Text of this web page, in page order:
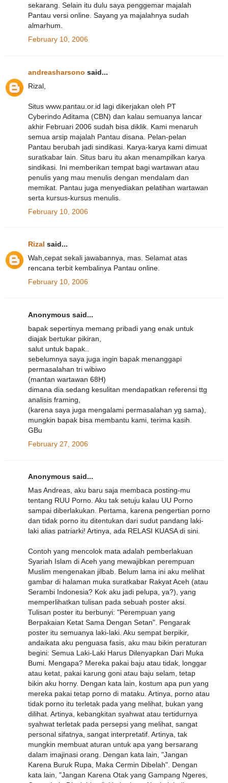
sekarang. Selain itu dulu saya penggemar majalah
Pantau versi online. Sayang ya majalahnya sudah
almarhum.
February 10, 2006
andreasharsono said...
Rizal,
Situs www.pantau.or.id lagi dikerjakan oleh PT
Cyberindo Aditama (CBN) dan kalau semuanya lancar
akhir Februari 2006 sudah bisa diklik. Kami menaruh
semua arsip majalah Pantau disana. Pelan-pelan
Pantau berubah jadi sindikasi. Karya-karya kami dimuat
suratkabar lain. Situs baru itu akan menampilkan karya
sindikasi. Ini memberikan tempat bagi wartawan atau
penulis yang mau menulis dengan mendalam dan
memikat. Pantau juga menyediakan pelatihan wartawan
serta kursus-kursus menulis.
February 10, 2006
Rizal said...
Wah,cepat sekali jawabannya, mas. Selamat atas
rencana terbit kembalinya Pantau online.
February 10, 2006
Anonymous said...
bapak sepertinya memang pribadi yang enak untuk
diajak bertukar pikiran,
salut untuk bapak..
sebelumnya saya juga ingin bapak menanggapi
permasalahan tri wibiwo
(mantan wartawan 68H)
dimana dia sedang kesulitan mendapatkan referensi ttg
analisis framing,
(karena saya juga mengalami permasalahan yg sama),
mungkin bapak bisa membantu kami, terima kasih.
GBu
February 27, 2006
Anonymous said...
Mas Andreas, aku baru saja membaca posting-mu
tentang RUU Porno. Aku tak setuju kalau UU Porno
sampai diberlakukan. Pertama, karena pengertian porno
dan tidak porno itu ditentukan dari sudut pandang laki-
laki alias patriarki! Artinya, ada RELASI KUASA di sini.
Contoh yang mencolok mata adalah pemberlakuan
Syariah Islam di Aceh yang mewajibkan perempuan
Muslim mengenakan jilbab. Belum lama ini aku melihat
gambar di halaman muka suratkabar Rakyat Aceh (atau
Serambi Indonesia? Kok aku jadi pelupa, ya?), yang
memperlihatkan tulisan pada sebuah poster aksi.
Tulisan poster itu berbunyi: "Perempuan yang
Berpakaian Ketat Sama Dengan Setan". Pengarak
poster itu semuanya laki-laki. Aku sempat berpikir,
andaikata aku penguasa fasis, aku mau bikin peraturan
begini: Semua Laki-Laki Harus Dilenyapkan Dari Muka
Bumi. Mengapa? Mereka pakai baju atau tidak, longgar
atau ketat, pakai karung goni atau baju selam, tetap
bikin aku horny. Dengan kata lain, kostum apa pun yang
mereka pakai tetap porno di mataku. Artinya, porno atau
tidak porno itu terletak pada yang melihat, bukan yang
dilihat. Artinya, kebangkitan syahwat atau tertidurnya
syahwat terletak pada persepsi yang melihat, sangat
personal sifatnya, sangat interpretatif. Artinya, tak
mungkin membuat aturan untuk apa yang bersarang
dalam imajinasi orang. Dengan kata lain, "Jangan
Karena Buruk Rupa, Maka Cermin Dibelah". Dengan
kata lain, "Jangan Karena Otak yang Gampang Ngeres,